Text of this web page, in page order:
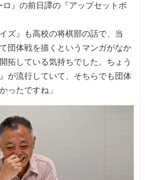
』の前日譚の『アップセットボ
ズ』も高校の将棋部の話で、当
団体戦を描くというマンガがなか
拓している気持ちでした。ちょう
が流行していて、そちらでも団体
ったですね」